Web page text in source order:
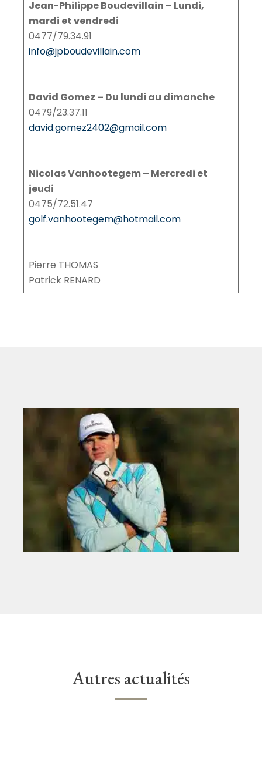
Jean-Philippe Boudevillain – Lundi,
mardi et vendredi
0477/79.34.91
info@jpboudevillain.com
David Gomez – Du lundi au dimanche
0479/23.37.11
david.gomez2402@gmail.com
Nicolas Vanhootegem – Mercredi et
jeudi
0475/72.51.47
golf.vanhootegem@hotmail.com
Pierre THOMAS
Patrick RENARD
Autres actualités